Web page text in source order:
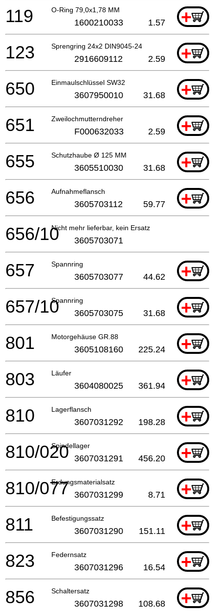
O-Ring 79,0x1,78 MM +
119 1600210033 1.57
Sprengring 24x2 DIN9045-24 +
123 2916609112 2.59
Einmaulschlüssel SW32 +
650 3607950010 31.68
Zweilochmutterndreher +
651 F000632033 2.59
Schutzhaube Ø 125 MM +
655 3605510030 31.68
Aufnahmeflansch +
656 3605703112 59.77
Nicht mehr lieferbar, kein Ersatz
656/10 3605703071
Spannring +
657 3605703077 44.62
Spannring +
657/10 3605703075 31.68
Motorgehäuse GR.88 +
801 3605108160 225.24
Läufer +
803 3604080025 361.94
Lagerflansch +
810 3607031292 198.28
Spindellager +
810/020 3607031291 456.20
Erdungsmaterialsatz +
810/077 3607031299 8.71
Befestigungssatz +
811 3607031290 151.11
Federnsatz +
823 3607031296 16.54
Schaltersatz +
856 3607031298 108.68